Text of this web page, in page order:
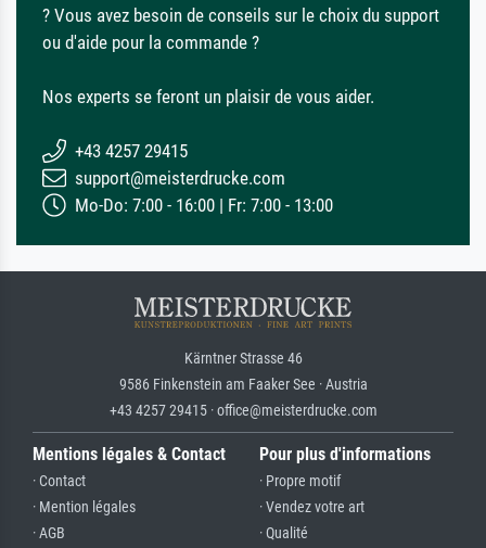
? Vous avez besoin de conseils sur le choix du support
ou d'aide pour la commande ?
Nos experts se feront un plaisir de vous aider.
+43 4257 29415
support@meisterdrucke.com
Mo-Do: 7:00 - 16:00 | Fr: 7:00 - 13:00
Kärntner Strasse 46
9586 Finkenstein am Faaker See · Austria
+43 4257 29415 · office@meisterdrucke.com
Mentions légales & Contact
· Contact
· Mention légales
· AGB
Pour plus d'informations
· Propre motif
· Vendez votre art
· Qualité